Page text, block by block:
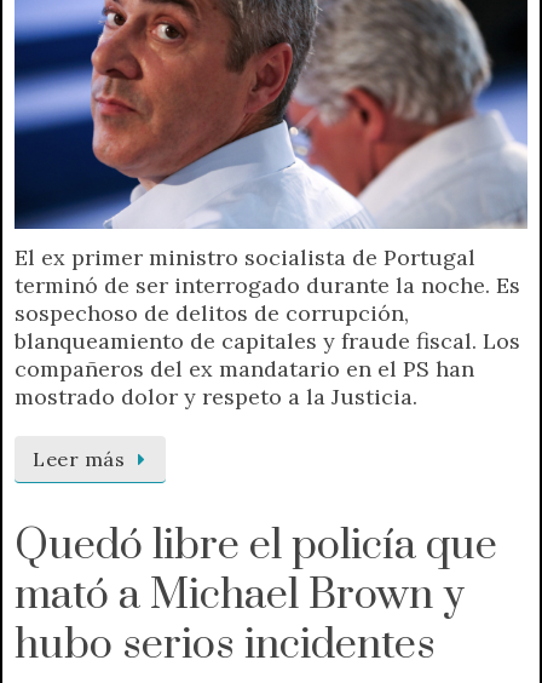
El ex primer ministro socialista de Portugal
terminó de ser interrogado durante la noche. Es
sospechoso de delitos de corrupción,
blanqueamiento de capitales y fraude fiscal. Los
compañeros del ex mandatario en el PS han
mostrado dolor y respeto a la Justicia.
Leer más
Quedó libre el policía que
mató a Michael Brown y
hubo serios incidentes